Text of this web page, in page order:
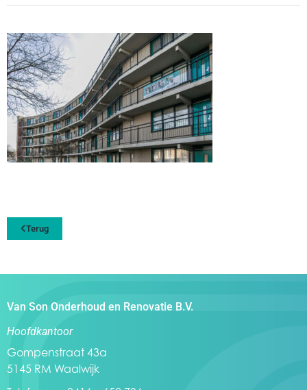
Terug
Van Son Onderhoud en Renovatie B.V.
Hoofdkantoor
Gompenstraat 43a
5145 RM Waalwijk